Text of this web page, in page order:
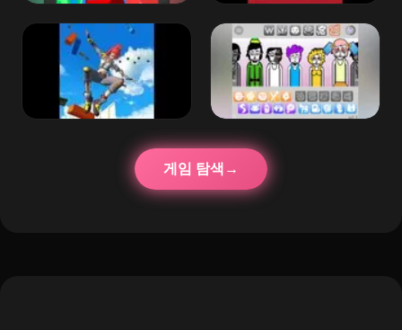
게임 탐색